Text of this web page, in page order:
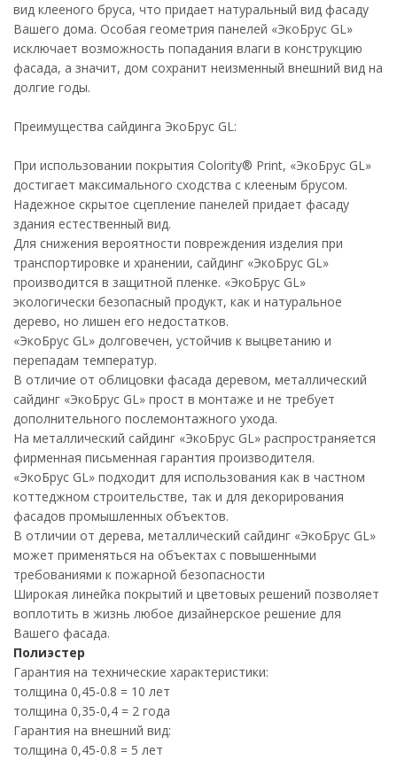
вид клееного бруса, что придает натуральный вид фасаду
Вашего дома. Особая геометрия панелей «ЭкоБрус GL»
исключает возможность попадания влаги в конструкцию
фасада, а значит, дом сохранит неизменный внешний вид на
долгие годы.
Преимущества сайдинга ЭкоБрус GL:
При использовании покрытия Colority® Print, «ЭкоБрус GL»
достигает максимального сходства с клееным брусом.
Надежное скрытое сцепление панелей придает фасаду
здания естественный вид.
Для снижения вероятности повреждения изделия при
транспортировке и хранении, сайдинг «ЭкоБрус GL»
производится в защитной пленке. «ЭкоБрус GL»
экологически безопасный продукт, как и натуральное
дерево, но лишен его недостатков.
«ЭкоБрус GL» долговечен, устойчив к выцветанию и
перепадам температур.
В отличие от облицовки фасада деревом, металлический
сайдинг «ЭкоБрус GL» прост в монтаже и не требует
дополнительного послемонтажного ухода.
На металлический сайдинг «ЭкоБрус GL» распространяется
фирменная письменная гарантия производителя.
«ЭкоБрус GL» подходит для использования как в частном
коттеджном строительстве, так и для декорирования
фасадов промышленных объектов.
В отличии от дерева, металлический сайдинг «ЭкоБрус GL»
может применяться на объектах с повышенными
требованиями к пожарной безопасности
Широкая линейка покрытий и цветовых решений позволяет
воплотить в жизнь любое дизайнерское решение для
Вашего фасада.
Полиэстер
Гарантия на технические характеристики:
толщина 0,45-0.8 = 10 лет
толщина 0,35-0,4 = 2 года
Гарантия на внешний вид:
толщина 0,45-0.8 = 5 лет